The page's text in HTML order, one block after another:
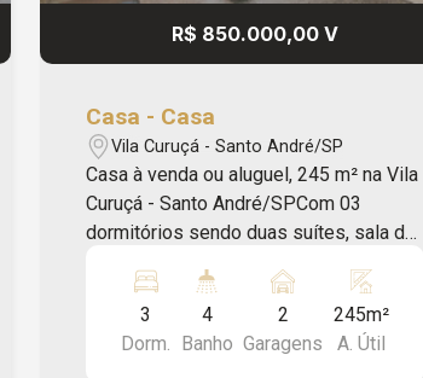
R$ 850.000,00 V
Casa - Casa
Vila Curuçá - Santo André/SP
Casa à venda ou aluguel, 245 m² na Vila
Curuçá - Santo André/SPCom 03
dormitórios sendo duas suítes, sala de
com box e um com banheira de
hidromassagem, área de serviço,
varanda, área gourmet com
3
Dorm.
4
Banho
2
Garagens
245m²
A. Útil